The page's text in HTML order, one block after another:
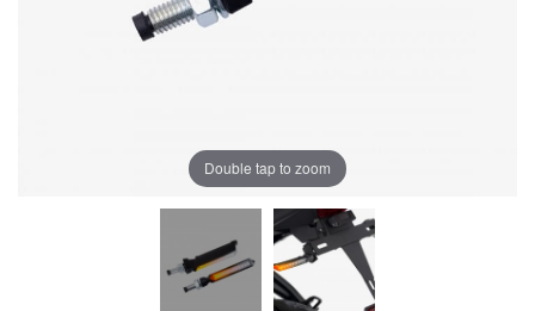
Double tap to zoom